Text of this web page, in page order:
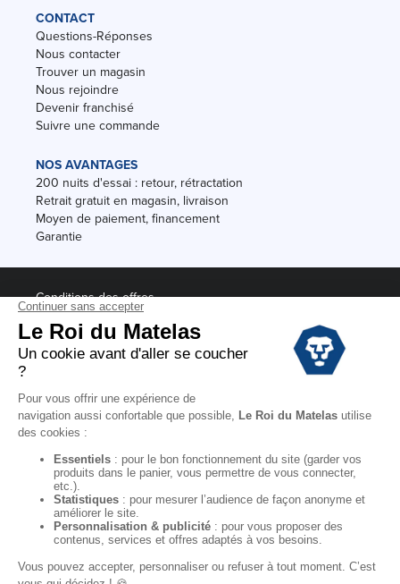
CONTACT
Questions-Réponses
Nous contacter
Trouver un magasin
Nous rejoindre
Devenir franchisé
Suivre une commande
NOS AVANTAGES
200 nuits d'essai : retour, rétractation
Retrait gratuit en magasin, livraison
Moyen de paiement, financement
Garantie
Conditions des offres
Black Friday
Destockage
Soldes
Conditions Générales de vente magasin
Conditions Générales de vente internet
Mentions Légales
Données personnelles
Codes promo Le Roi du Matelas
Copyright © 2022. All rights reserved.